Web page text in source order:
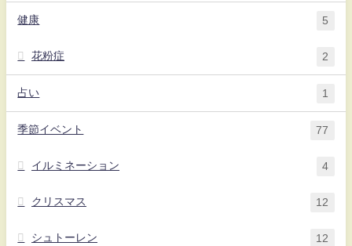
健康 5
花粉症 2
占い 1
季節イベント 77
イルミネーション 4
クリスマス 12
シュトーレン 12